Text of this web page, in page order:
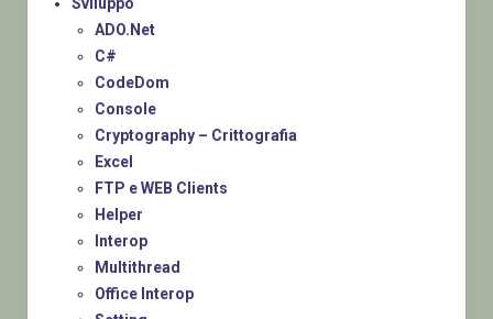
ADO.Net
C#
CodeDom
Console
Cryptography – Crittografia
Excel
FTP e WEB Clients
Helper
Interop
Multithread
Office Interop